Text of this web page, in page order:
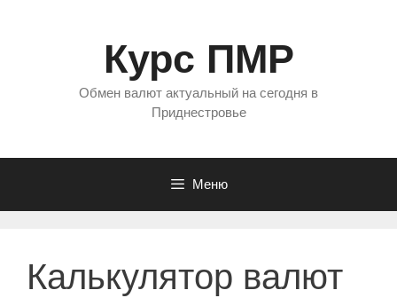
Курс ПМР
Обмен валют актуальный на сегодня в
Приднестровье
Меню
Калькулятор валют